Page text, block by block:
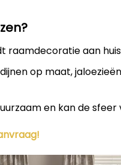
raamdecoratie aan
op maat,
en kan de